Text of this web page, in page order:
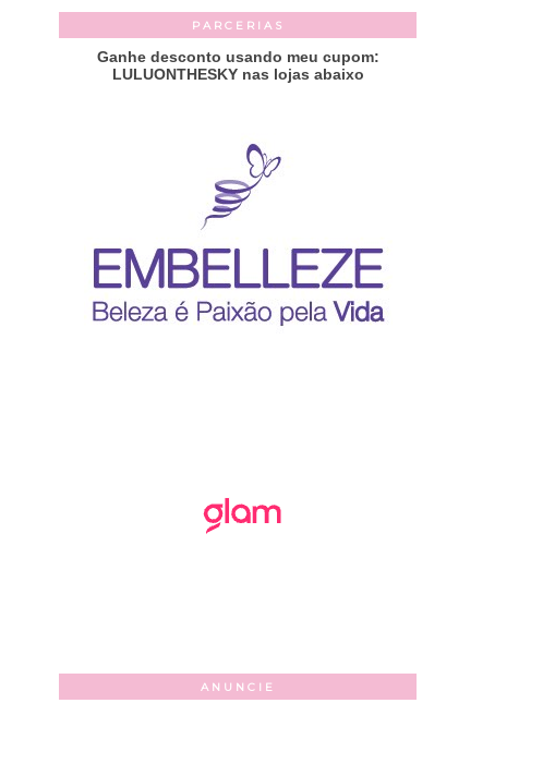
PARCERIAS
Ganhe desconto usando meu cupom:
LULUONTHESKY nas lojas abaixo
ANUNCIE